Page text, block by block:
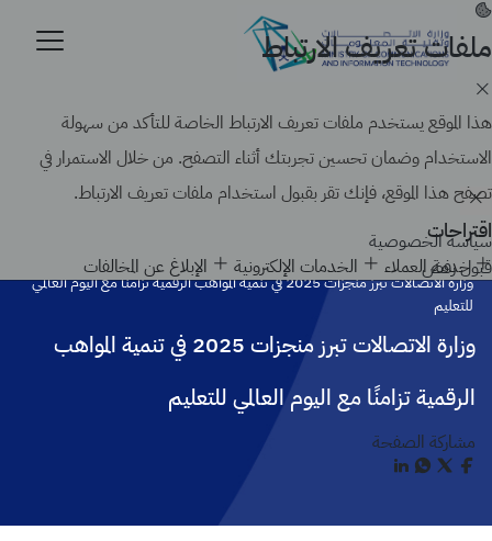
موقع حكومي رسمي تابع لحكومة المملكة العربية السعودية
كيف تتحقق
تجاوز
إلى
المحتوى
الرئيسي
اقتراحات
خدمة العملاء الخدمات الإلكترونية الإبلاغ عن المخالفات الرئيسية
أخبار الوزارة
وزارة الاتصالات تبرز منجزات 2025 في تنمية المواهب الرقمية تزامنًا مع اليوم العالمي
للتعليم
وزارة الاتصالات تبرز منجزات 2025 في تنمية المواهب
الرقمية تزامنًا مع اليوم العالمي للتعليم
مشاركة الصفحة
ملفات تعريف الارتباط
هذا الموقع يستخدم ملفات تعريف الارتباط الخاصة للتأكد من سهولة
الاستخدام وضمان تحسين تجربتك أثناء التصفح. من خلال الاستمرار في
تصفح هذا الموقع، فإنك تقر بقبول استخدام ملفات تعريف الارتباط.
سياسة الخصوصية
قبولرفض